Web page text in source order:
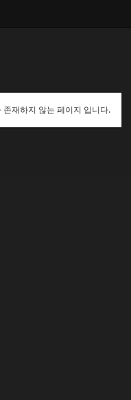
재하지 않는 페이지 입니다.